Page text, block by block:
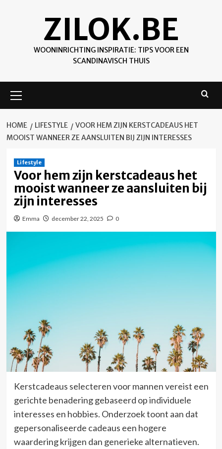
ZILOK.BE
WOONINRICHTING INSPIRATIE: TIPS VOOR EEN
SCANDINAVISCH THUIS
Menu
HOME LIFESTYLE
VOOR HEM ZIJN KERSTCADEAUS HET
MOOIST WANNEER ZE AANSLUITEN BIJ ZIJN INTERESSES
Lifestyle
Voor hem zijn kerstcadeaus het
mooist wanneer ze aansluiten bij
zijn interesses
Emma december 22, 2025 0
Kerstcadeaus selecteren voor mannen vereist een
gerichte benadering gebaseerd op individuele
interesses en hobbies. Onderzoek toont aan dat
gepersonaliseerde cadeaus een hogere
waardering krijgen dan generieke alternatieven.